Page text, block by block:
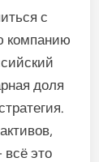
с
компанию
доля
это